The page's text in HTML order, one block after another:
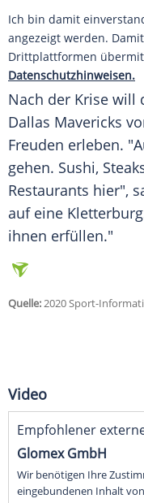
Ich bin damit
angezeigt werden.
Drittplattformen
Datenschutzhinweisen.
Nach der Krise will
Dallas Mavericks
Freuden erleben.
gehen. Sushi,
Restaurants hier",
auf eine
ihnen erfüllen."
Quelle:2020 Sport-
Video
Empfohlener
Glomex GmbH
Wir benötigen Ihre
eingebundenen Inhalt